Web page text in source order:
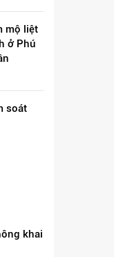
mộ liệt
ở Phú
soát
khai